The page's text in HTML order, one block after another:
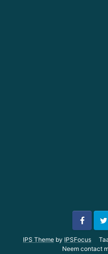
IPS Theme by IPSFocus
Neem contact